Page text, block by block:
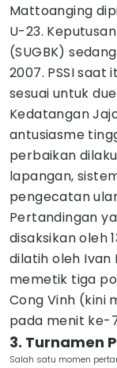
Mattoanging
U-23.
(SUGBK)
2007. PSSI
sesuai untuk
Kedatangan
antusiasme
perbaikan
lapangan,
pengecatan
Pertandingan
disaksikan oleh
dilatih oleh Ivan
memetik tiga
Cong Vinh (kini
pada menit ke-
3. Turnamen
Salah satu momen